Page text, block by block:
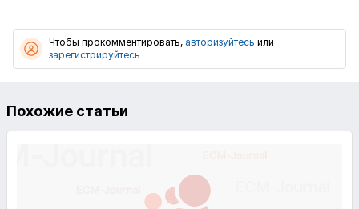
Чтобы прокомментировать, авторизуйтесь или
зарегистрируйтесь
Похожие статьи